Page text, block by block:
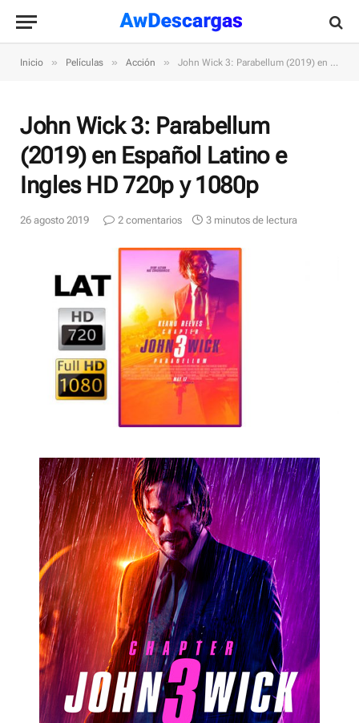
Inicio » Películas » Acción » John Wick 3: Parabellum (2019) en Español Latino e Ingles HD 720p y 1080p
John Wick 3: Parabellum
(2019) en Español Latino e
Ingles HD 720p y 1080p
26 agosto 2019 2 comentarios 3 minutos de lectura